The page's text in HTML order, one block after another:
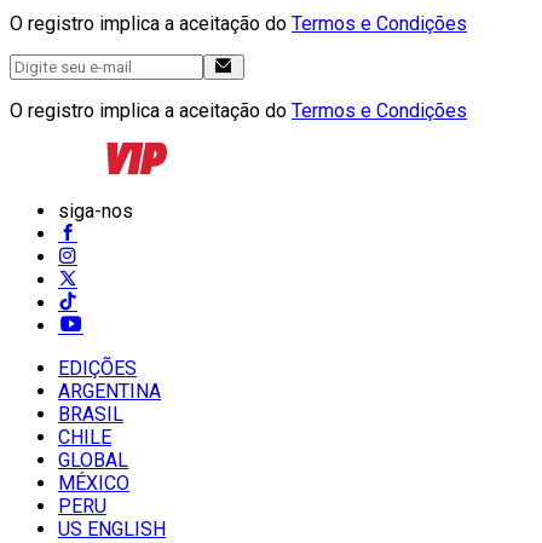
O registro implica a aceitação do Termos e Condições
O registro implica a aceitação do Termos e Condições
siga-nos
EDIÇÕES
ARGENTINA
BRASIL
CHILE
GLOBAL
MÉXICO
PERU
US ENGLISH